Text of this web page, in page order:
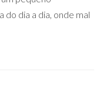
dia a dia, onde mal